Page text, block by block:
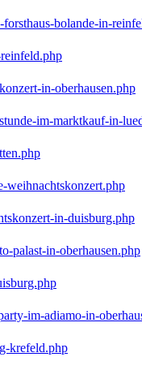
bolande-in-
in-oberhausen.php
im-marktkauf-in-
weihnachtskonzert.php
in-duisburg.php
palast-in-oberhausen.php
im-adiamo-in-
krefeld.php